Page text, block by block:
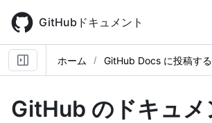
main
content
GitHubドキュメント
ホーム GitHub Docs に投稿する
GitHub のドキュメ